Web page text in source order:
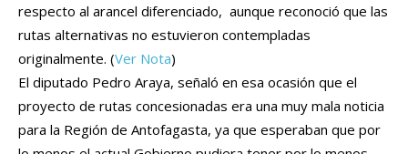
respecto al arancel diferenciado, aunque reconoció que las
rutas alternativas no estuvieron contempladas
originalmente. (Ver Nota)
El diputado Pedro Araya, señaló en esa ocasión que el
proyecto de rutas concesionadas era una muy mala noticia
para la Región de Antofagasta, ya que esperaban que por